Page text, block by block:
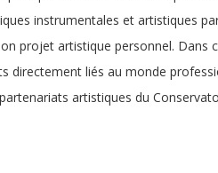
instrumentales et artistiques
projet artistique personnel. Dans
directement liés au monde
artistiques du